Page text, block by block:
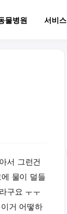
물병원 서비스
서 그런건
물이 덜들
구요 ㅜㅜ
거 어떻하